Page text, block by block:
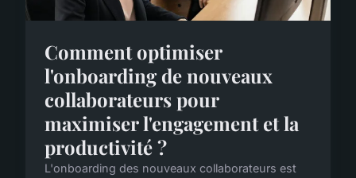
Comment optimiser
l'onboarding de nouveaux
collaborateurs pour
maximiser l'engagement et la
productivité ?
L'onboarding des nouveaux collaborateurs est